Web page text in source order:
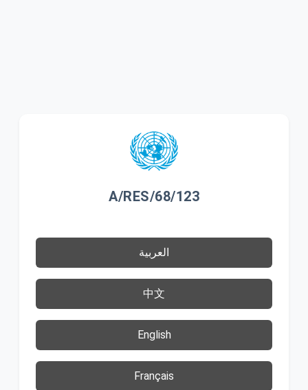
A/RES/68/123
العربية
中文
English
Français